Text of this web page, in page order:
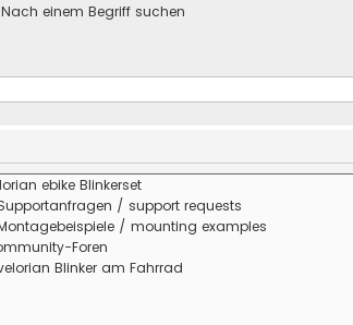
Nach einem Begriff suchen